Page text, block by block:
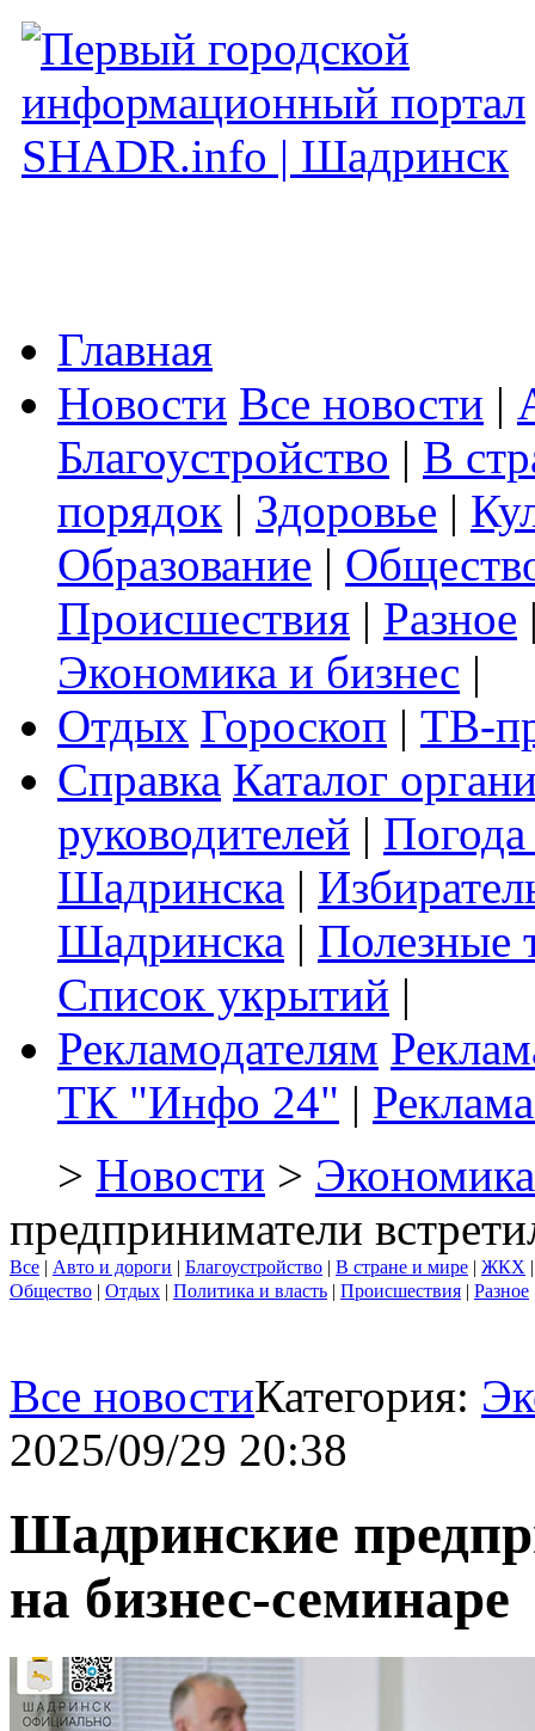
Главная
Новости Все новости |
Благоустройство | В
порядок | Здоровье |
Образование |
Происшествия | Разное
Экономика и бизнес |
Отдых Гороскоп | ТВ-
Справка Каталог
руководителей |
Шадринска |
Шадринска | Полезные
Список укрытий |
Рекламодателям
ТК "Инфо 24" |
> Новости >
предприниматели
Все | Авто и дороги | Благоустройство | В стране и мире | ЖКХ
Общество | Отдых | Политика и власть | Происшествия | Разное
Все новостиКатегория:
2025/09/29 20:38
Шадринские
на бизнес-семинаре